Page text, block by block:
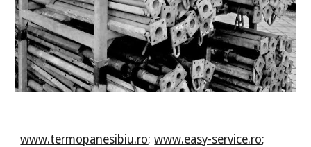
www.termopanesibiu.ro;www.easy-service.ro;